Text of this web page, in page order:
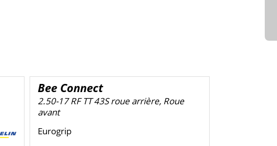
Bee Connect
2.50-17 RF TT 43S roue arrière, Roue
avant
Eurogrip